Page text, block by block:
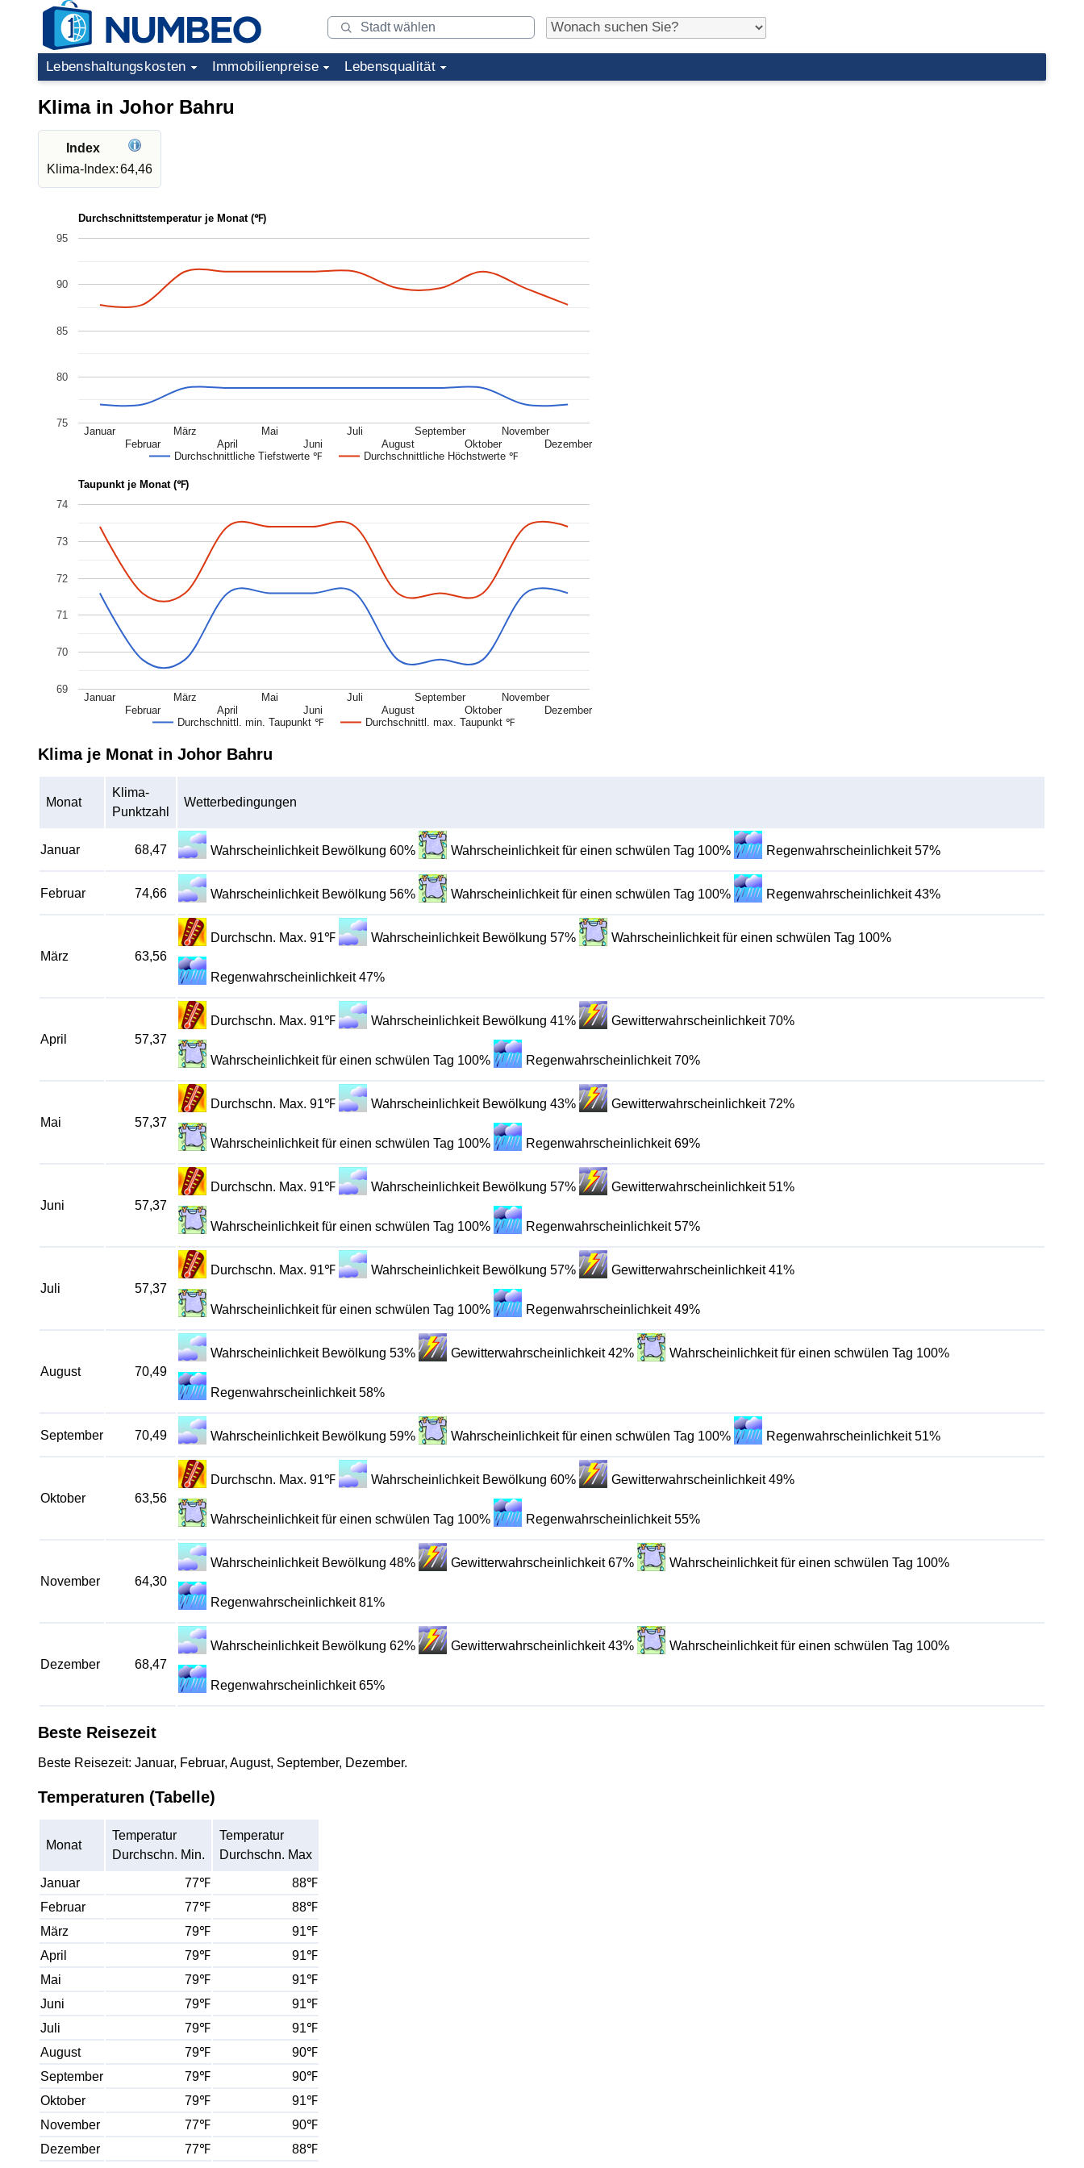
Lebenshaltungskosten Immobilienpreise Lebensqualität
Klima in Johor Bahru
Index
Klima-Index:64,46
Durchschnittstemperatur je Monat (℉)
Durchschnittliche Tiefstwerte ℉ Durchschnittliche Höchstwerte ℉
Januar
Februar
März
April
Mai
Juni
Juli
August
September
Oktober
November
Dezember
75
80
85
90
95
Taupunkt je Monat (℉)
Durchschnittl. min. Taupunkt ℉ Durchschnittl. max. Taupunkt ℉
Januar
Februar
März
April
Mai
Juni
Juli
August
September
Oktober
November
Dezember
69
70
71
72
73
74
Klima je Monat in Johor Bahru
Monat
Klima-
Punktzahl
Wetterbedingungen
Januar 68,47 Wahrscheinlichkeit Bewölkung 60% Wahrscheinlichkeit für einen schwülen Tag 100% Regenwahrscheinlichkeit 57%
Februar 74,66 Wahrscheinlichkeit Bewölkung 56% Wahrscheinlichkeit für einen schwülen Tag 100% Regenwahrscheinlichkeit 43%
März 63,56
Durchschn. Max. 91℉ Wahrscheinlichkeit Bewölkung 57% Wahrscheinlichkeit für einen schwülen Tag 100%
Regenwahrscheinlichkeit 47%
April 57,37
Durchschn. Max. 91℉ Wahrscheinlichkeit Bewölkung 41% Gewitterwahrscheinlichkeit 70%
Wahrscheinlichkeit für einen schwülen Tag 100% Regenwahrscheinlichkeit 70%
Mai 57,37
Durchschn. Max. 91℉ Wahrscheinlichkeit Bewölkung 43% Gewitterwahrscheinlichkeit 72%
Wahrscheinlichkeit für einen schwülen Tag 100% Regenwahrscheinlichkeit 69%
Juni 57,37
Durchschn. Max. 91℉ Wahrscheinlichkeit Bewölkung 57% Gewitterwahrscheinlichkeit 51%
Wahrscheinlichkeit für einen schwülen Tag 100% Regenwahrscheinlichkeit 57%
Juli 57,37
Durchschn. Max. 91℉ Wahrscheinlichkeit Bewölkung 57% Gewitterwahrscheinlichkeit 41%
Wahrscheinlichkeit für einen schwülen Tag 100% Regenwahrscheinlichkeit 49%
August 70,49
Wahrscheinlichkeit Bewölkung 53% Gewitterwahrscheinlichkeit 42% Wahrscheinlichkeit für einen schwülen Tag 100%
Regenwahrscheinlichkeit 58%
September 70,49 Wahrscheinlichkeit Bewölkung 59% Wahrscheinlichkeit für einen schwülen Tag 100% Regenwahrscheinlichkeit 51%
Oktober 63,56
Durchschn. Max. 91℉ Wahrscheinlichkeit Bewölkung 60% Gewitterwahrscheinlichkeit 49%
Wahrscheinlichkeit für einen schwülen Tag 100% Regenwahrscheinlichkeit 55%
November 64,30
Wahrscheinlichkeit Bewölkung 48% Gewitterwahrscheinlichkeit 67% Wahrscheinlichkeit für einen schwülen Tag 100%
Regenwahrscheinlichkeit 81%
Dezember 68,47
Wahrscheinlichkeit Bewölkung 62% Gewitterwahrscheinlichkeit 43% Wahrscheinlichkeit für einen schwülen Tag 100%
Regenwahrscheinlichkeit 65%
Beste Reisezeit
Beste Reisezeit: Januar, Februar, August, September, Dezember.
Temperaturen (Tabelle)
Monat
Temperatur
Durchschn. Min.
Temperatur
Durchschn. Max
Januar 77℉
88℉
Februar
77℉
88℉
März
79℉
91℉
April
79℉
91℉
Mai
79℉
91℉
Juni
79℉
91℉
Juli
79℉
91℉
August
79℉
90℉
September
79℉
90℉
Oktober
79℉
91℉
November
77℉
90℉
Dezember
77℉ 88℉